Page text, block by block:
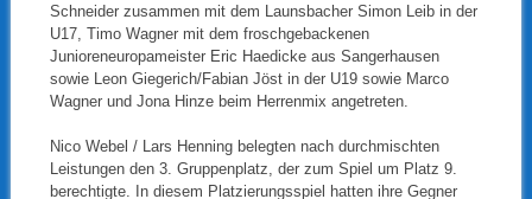
Schneider zusammen mit dem Launsbacher Simon Leib in der
U17, Timo Wagner mit dem froschgebackenen
Junioreneuropameister Eric Haedicke aus Sangerhausen
sowie Leon Giegerich/Fabian Jöst in der U19 sowie Marco
Wagner und Jona Hinze beim Herrenmix angetreten.
Nico Webel / Lars Henning belegten nach durchmischten
Leistungen den 3. Gruppenplatz, der zum Spiel um Platz 9.
berechtigte. In diesem Platzierungsspiel hatten ihre Gegner